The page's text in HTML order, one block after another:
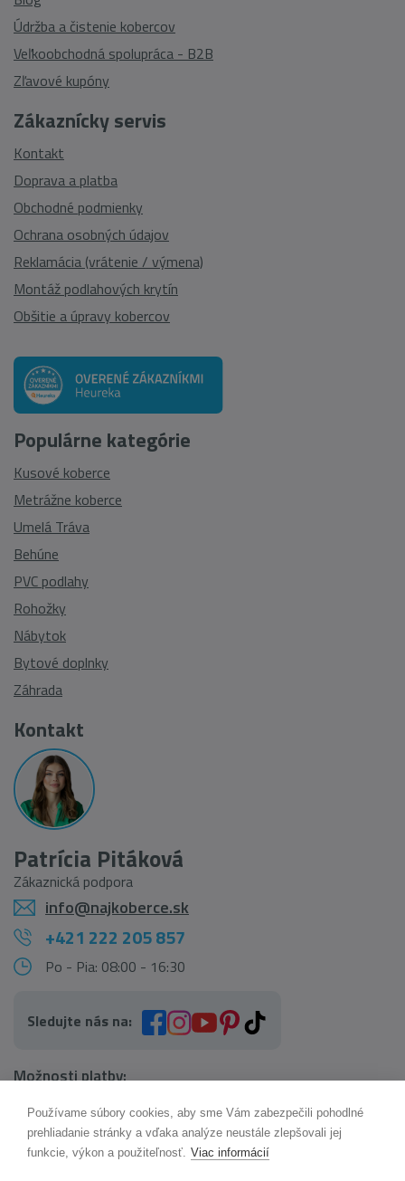
Zákaznícky servis
Kontakt
Doprava a platba
Obchodné podmienky
Ochrana osobných údajov
Reklamácia (vrátenie / výmena)
Montáž podlahových krytín
Obšitie a úpravy kobercov
Údržba a čistenie kobercov
Veľkoobchodná spolupráca - B2B
Zľavové kupóny
Populárne kategórie
Kusové koberce
Metrážne koberce
Umelá Tráva
Behúne
PVC podlahy
Rohožky
Nábytok
Bytové doplnky
Záhrada
Kontakt
Patrícia Pitáková
Zákaznická podpora
info@najkoberce.sk
+421 222 205 857
Po - Pia: 08:00 - 16:30
Sledujte nás na:
Možnosti platby:
AI pomocník Maxík
Online
Používame súbory cookies, aby sme Vám zabezpečili pohodlné
prehliadanie stránky a vďaka analýze neustále zlepšovali jej
funkcie, výkon a použiteľnosť. Viac informácií